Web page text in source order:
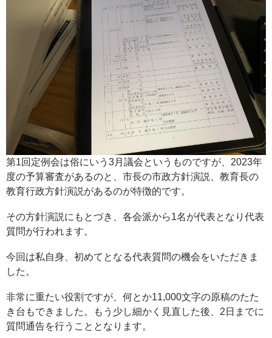
第1回定例会は俗にいう3月議会というものですが、2023年
度の予算審査があるのと、市長の市政方針演説、教育長の
教育行政方針演説があるのが特徴的です。
その方針演説にもとづき、各会派から1名が代表となり代表
質問が行われます。
今回は私自身、初めてとなる代表質問の機会をいただきま
した。
非常に重たい役割ですが、何とか11,000文字の原稿のたた
き台もできました。もう少し細かく見直した後、2日までに
質問通告を行うこととなります。